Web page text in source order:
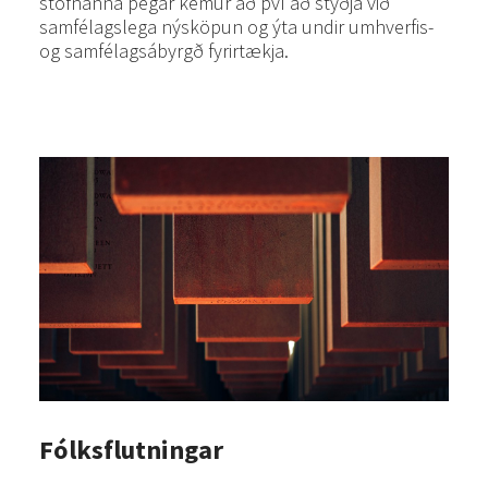
samfélagslega nýsköpun og ýta undir umhverfis-
og samfélagsábyrgð fyrirtækja.
Fólksflutningar